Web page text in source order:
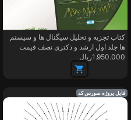
کتاب تجزیه و تحلیل سیگنال ها و سیستم
ها جلد اول ارشد و دکتری نصف قیمت
1.950.000ریال
فایل پروژه سورس کد